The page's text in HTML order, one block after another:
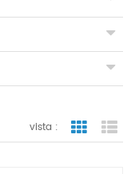
vista : vista a